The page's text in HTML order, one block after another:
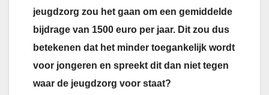
jeugdzorg zou het gaan om een gemiddelde
bijdrage van 1500 euro per jaar. Dit zou dus
betekenen dat het minder toegankelijk wordt
voor jongeren en spreekt dit dan niet tegen
waar de jeugdzorg voor staat?